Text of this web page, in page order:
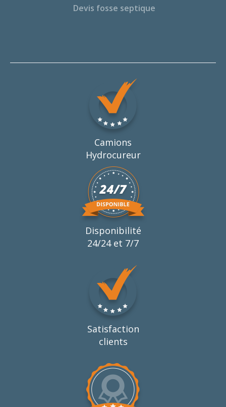
Devis fosse septique
Camions
Hydrocureur
Disponibilité
24/24 et 7/7
Satisfaction
clients